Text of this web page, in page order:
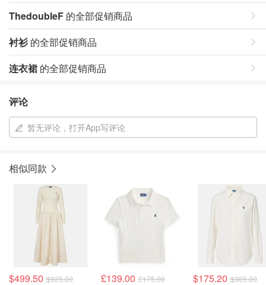
ThedoubleF 的全部促销商品
衬衫的全部促销商品
连衣裙 的全部促销商品
评论
暂无评论，打开App写评论
相似同款
$499.50 $925.00 £139.00 £175.00 $175.20 $365.00